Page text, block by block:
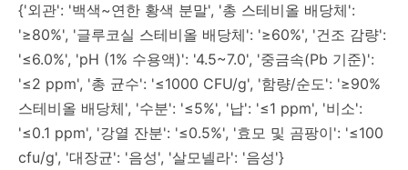
{'외관': '백색~연한 황색 분말', '총 스테비올 배당체':
'≥80%', '글루코실 스테비올 배당체': '≥60%', '건조 감량':
'≤6.0%', 'pH (1% 수용액)': '4.5~7.0', '중금속(Pb 기준)':
'≤2 ppm', '총 균수': '≤1000 CFU/g', '함량/순도': '≥90%
스테비올 배당체', '수분': '≤5%', '납': '≤1 ppm', '비소':
'≤0.1 ppm', '강열 잔분': '≤0.5%', '효모 및 곰팡이': '≤100
cfu/g', '대장균': '음성', '살모넬라': '음성'}